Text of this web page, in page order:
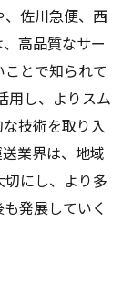
佐川急便、西
高品質なサー
とで知られて
用し、よりスム
技術を取り入
業界は、地域
にし、より多
発展していく